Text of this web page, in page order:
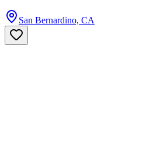
San Bernardino, CA